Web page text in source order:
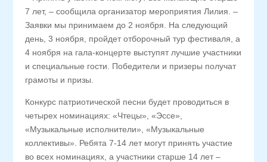
7 лет, – сообщила организатор мероприятия Лилия. –
Заявки мы принимаем до 2 ноября. На следующий
день, 3 ноября, пройдет отборочный тур фестиваля, а
4 ноября на гала-концерте выступят лучшие участники
и специальные гости. Победители и призеры получат
грамоты и призы.
Конкурс патриотической песни будет проводиться в
четырех номинациях: «Чтецы», «Эссе»,
«Музыкальные исполнители», «Музыкальные
коллективы». Ребята 7-14 лет могут принять участие
во всех номинациях, а участники старше 14 лет –